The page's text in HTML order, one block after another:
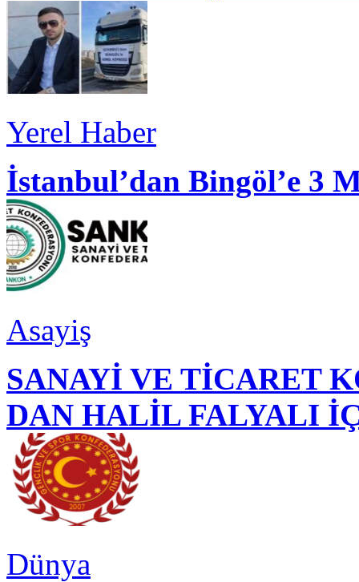
Yerel Haber
İstanbul’dan Bingöl’e 3
Asayiş
SANAYİ VE TİCARET
DAN HALİL FALYALI
Dünya